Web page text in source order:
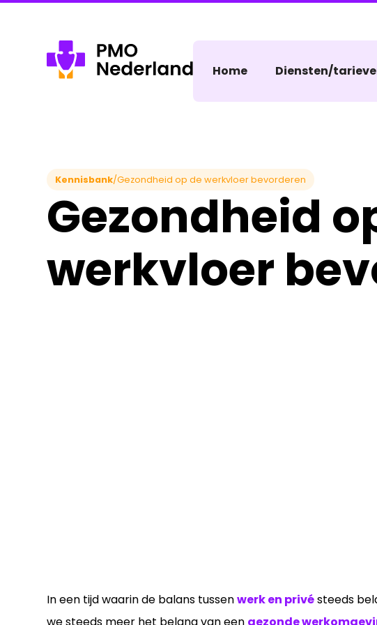
Home Diensten/
Kennisbank/Gezondheid op de werkvloer bevorderen
Gezondheid
werkvloer
In een tijd waarin de balans tussenwerk en privésteeds
we steeds meer het belang van een gezonde